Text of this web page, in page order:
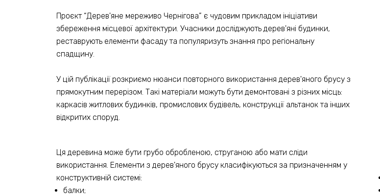
Проєкт “Дерев'яне мереживо Чернігова” є чудовим прикладом ініціативи
збереження місцевої архітектури. Учасники досліджують дерев'яні будинки,
реставрують елементи фасаду та популяризуть знання про регіональну
спадщину.
У цій публікації розкриємо нюанси повторного використання дерев'яного брусу з
прямокутним перерізом. Такі матеріали можуть бути демонтовані з різних місць:
каркасів житлових будинків, промислових будівель, конструкції альтанок та інших
відкритих споруд.
Ця деревина може бути грубо обробленою, струганою або мати сліди
використання. Елементи з дерев'яного брусу класифікуються за призначенням у
конструктивній системі:
балки;